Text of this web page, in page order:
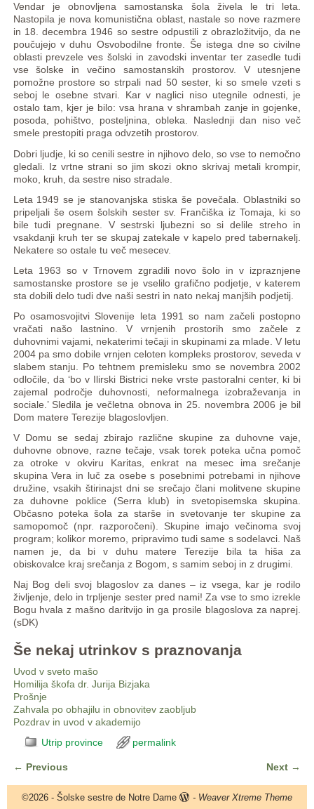
Vendar je obnovljena samostanska šola živela le tri leta.
Nastopila je nova komunistična oblast, nastale so nove razmere
in 18. decembra 1946 so sestre odpustili z obrazložitvijo, da ne
poučujejo v duhu Osvobodilne fronte. Še istega dne so civilne
oblasti prevzele ves šolski in zavodski inventar ter zasedle tudi
vse šolske in večino samostanskih prostorov. V utesnjene
pomožne prostore so strpali nad 50 sester, ki so smele vzeti s
seboj le osebne stvari. Kar v naglici niso utegnile odnesti, je
ostalo tam, kjer je bilo: vsa hrana v shrambah zanje in gojenke,
posoda, pohištvo, posteljnina, obleka. Naslednji dan niso več
smele prestopiti praga odvzetih prostorov.
Dobri ljudje, ki so cenili sestre in njihovo delo, so vse to nemočno
gledali. Iz vrtne strani so jim skozi okno skrivaj metali krompir,
moko, kruh, da sestre niso stradale.
Leta 1949 se je stanovanjska stiska še povečala. Oblastniki so
pripeljali še osem šolskih sester sv. Frančiška iz Tomaja, ki so
bile tudi pregnane. V sestrski ljubezni so si delile streho in
vsakdanji kruh ter se skupaj zatekale v kapelo pred tabernakelj.
Nekatere so ostale tu več mesecev.
Leta 1963 so v Trnovem zgradili novo šolo in v izpraznjene
samostanske prostore se je vselilo grafično podjetje, v katerem
sta dobili delo tudi dve naši sestri in nato nekaj manjših podjetij.
Po osamosvojitvi Slovenije leta 1991 so nam začeli postopno
vračati našo lastnino. V vrnjenih prostorih smo začele z
duhovnimi vajami, nekaterimi tečaji in skupinami za mlade. V letu
2004 pa smo dobile vrnjen celoten kompleks prostorov, seveda v
slabem stanju. Po tehtnem premisleku smo se novembra 2002
odločile, da ‘bo v Ilirski Bistrici neke vrste pastoralni center, ki bi
zajemal področje duhovnosti, neformalnega izobraževanja in
sociale.’ Sledila je večletna obnova in 25. novembra 2006 je bil
Dom matere Terezije blagoslovljen.
V Domu se sedaj zbirajo različne skupine za duhovne vaje,
duhovne obnove, razne tečaje, vsak torek poteka učna pomoč
za otroke v okviru Karitas, enkrat na mesec ima srečanje
skupina Vera in luč za osebe s posebnimi potrebami in njihove
družine, vsakih štirinajst dni se srečajo člani molitvene skupine
za duhovne poklice (Serra klub) in svetopisemska skupina.
Občasno poteka šola za starše in svetovanje ter skupine za
samopomoč (npr. razporočeni). Skupine imajo večinoma svoj
program; kolikor moremo, pripravimo tudi same s sodelavci. Naš
namen je, da bi v duhu matere Terezije bila ta hiša za
obiskovalce kraj srečanja z Bogom, s samim seboj in z drugimi.
Naj Bog deli svoj blagoslov za danes – iz vsega, kar je rodilo
življenje, delo in trpljenje sester pred nami! Za vse to smo izrekle
Bogu hvala z mašno daritvijo in ga prosile blagoslova za naprej.
(sDK)
Še nekaj utrinkov s praznovanja
Uvod v sveto mašo
Homilija škofa dr. Jurija Bizjaka
Prošnje
Zahvala po obhajilu in obnovitev zaobljub
Pozdrav in uvod v akademijo
Utrip province
permalink
← Previous Next →
©2026 - Šolske sestre de Notre Dame - Weaver Xtreme Theme